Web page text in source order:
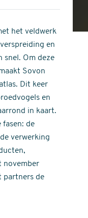
het veldwerk
en
snel. Om deze
Sovon
Dit keer
en
in kaart.
de
verwerking
november
partners de